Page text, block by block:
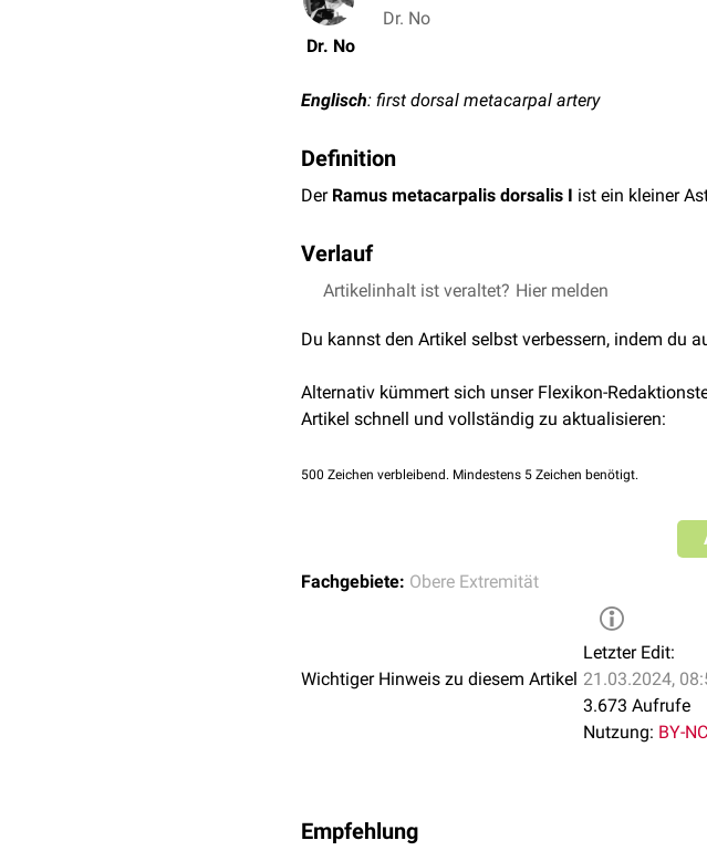
Dr. No
Dr. No
Englisch: first dorsal metacarpal artery
Definition
Der Ramus metacarpalis dorsalis I ist ein kleiner
Verlauf
Der Ramus metacarpalis dorsalis I entspringt
Daumensund desZeigefingersversorgen.
Artikelinhalt ist veraltet? Hier melden
Du kannst den Artikel selbst verbessern, indem du
Alternativ kümmert sich unser Flexikon-
Artikel schnell und vollständig zu aktualisieren:
500 Zeichen verbleibend. Mindestens 5 Zeichen benötigt.
Fachgebiete: Obere Extremität
Wichtiger Hinweis zu diesem Artikel
Letzter Edit:
21.03.2024,
3.673 Aufrufe
Nutzung: BY-
Empfehlung